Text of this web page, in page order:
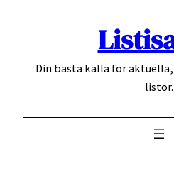
Din bästa källa för
listor.